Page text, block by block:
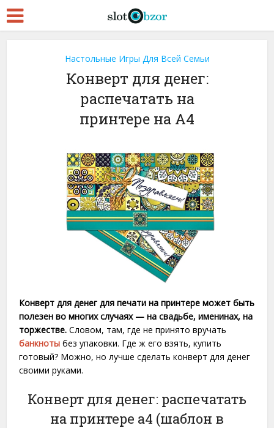
Настольные Игры Для Всей Семьи
Конверт для денег:
распечатать на
принтере на A4
Конверт для денег для печати на принтере может быть
полезен во многих случаях — на свадьбе, именинах, на
торжестве. Словом, там, где не принято вручать
банкноты без упаковки. Где ж его взять, купить
готовый? Можно, но лучше сделать конверт для денег
своими руками.
Конверт для денег: распечатать
на принтере а4 (шаблон в